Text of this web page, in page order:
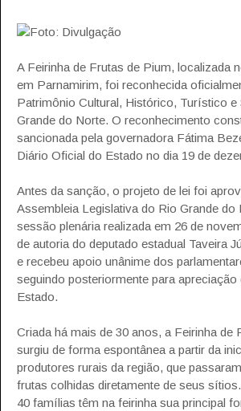
Foto: Divulgação
A Feirinha de Frutas de Pium, localizada
em Parnamirim, foi reconhecida
Patrimônio Cultural, Histórico, Turístico e
Grande do Norte. O reconhecimento
sancionada pela governadora Fátima
Diário Oficial do Estado no dia 19 de
Antes da sanção, o projeto de lei foi
Assembleia Legislativa do Rio Grande do
sessão plenária realizada em 26 de
de autoria do deputado estadual Taveira
e recebeu apoio unânime dos
seguindo posteriormente para
Estado.
Criada há mais de 30 anos, a Feirinha de
surgiu de forma espontânea a partir da
produtores rurais da região, que
frutas colhidas diretamente de seus
40 famílias têm na feirinha sua principal